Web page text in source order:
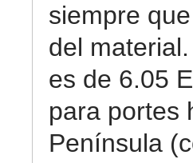
siempre
del
es de 6.05
para portes
Península